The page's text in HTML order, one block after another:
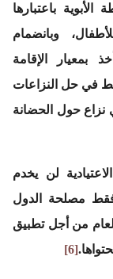
باعتبارها
وبانضمام
بمعيار الإقامة
في حل النزاعات
نزاع حول الحضانة
لن يخدم
مصلحة الدول
العام من أجل تطبيق
[6]